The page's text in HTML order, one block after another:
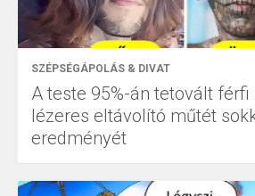
SZÉPSÉGÁPOLÁS & DIVAT
A teste 95%-án tetovált
lézeres eltávolító műtét
eredményét